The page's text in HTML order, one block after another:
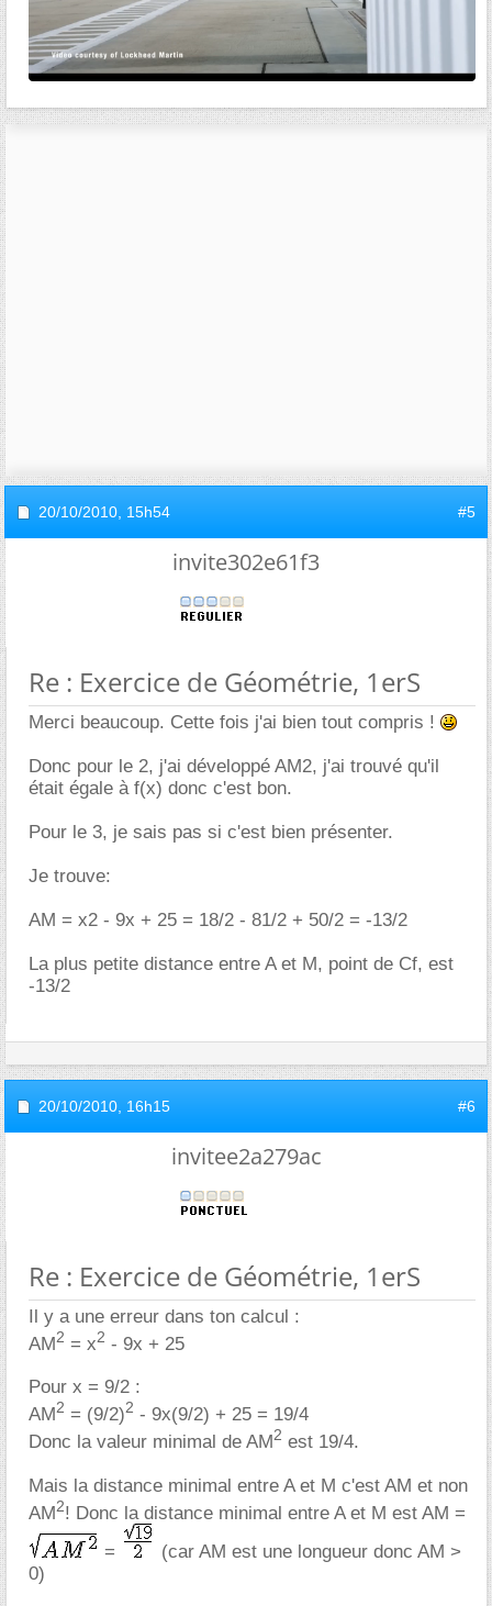
20/10/2010, 15h54 #5
invite302e61f3
Re : Exercice de Géométrie, 1erS
Merci beaucoup. Cette fois j'ai bien tout compris !
Donc pour le 2, j'ai développé AM2, j'ai trouvé qu'il
était égale à f(x) donc c'est bon.
Pour le 3, je sais pas si c'est bien présenter.
Je trouve:
AM = x2 - 9x + 25 = 18/2 - 81/2 + 50/2 = -13/2
La plus petite distance entre A et M, point de Cf, est
-13/2
20/10/2010, 16h15 #6
invitee2a279ac
Re : Exercice de Géométrie, 1erS
Il y a une erreur dans ton calcul :
AM2 = x2 - 9x + 25
Pour x = 9/2 :
AM2 = (9/2)2 - 9x(9/2) + 25 = 19/4
Donc la valeur minimal de AM2 est 19/4.
Mais la distance minimal entre A et M c'est AM et non
AM2! Donc la distance minimal entre A et M est AM =
=
(car AM est une longueur donc AM >
0)